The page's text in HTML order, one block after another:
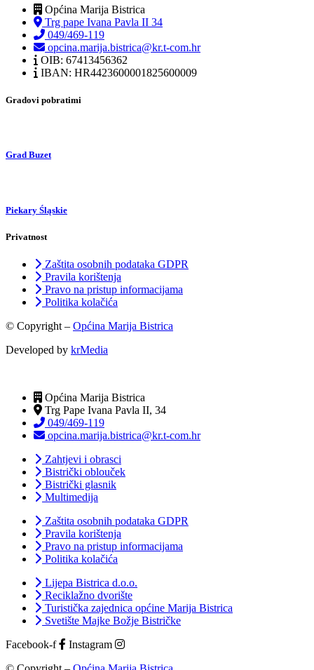
Općina Marija Bistrica
Trg pape Ivana Pavla II 34
049/469-119
opcina.marija.bistrica@kr.t-com.hr
OIB: 67413456362
IBAN: HR4423600001825600009
Gradovi pobratimi
Grad Buzet
Piekary Śląskie
Privatnost
Zaštita osobnih podataka GDPR
Pravila korištenja
Pravo na pristup informacijama
Politika kolačića
© Copyright – Općina Marija Bistrica
Developed by krMedia
Općina Marija Bistrica
Trg Pape Ivana Pavla II, 34
049/469-119
opcina.marija.bistrica@kr.t-com.hr
Zahtjevi i obrasci
Bistrički oblouček
Bistrički glasnik
Multimedija
Zaštita osobnih podataka GDPR
Pravila korištenja
Pravo na pristup informacijama
Politika kolačića
Lijepa Bistrica d.o.o.
Reciklažno dvorište
Turistička zajednica općine Marija Bistrica
Svetište Majke Božje Bistričke
Facebook-f
Instagram